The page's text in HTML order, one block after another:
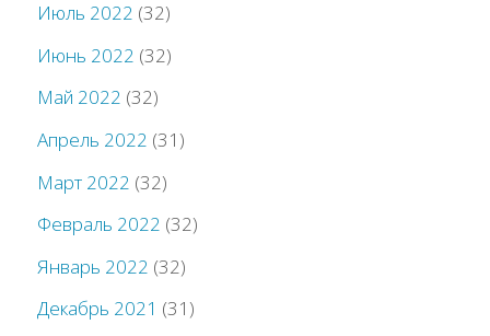
Июль 2022 (32)
Июнь 2022 (32)
Май 2022 (32)
Апрель 2022 (31)
Март 2022 (32)
Февраль 2022 (32)
Январь 2022 (32)
Декабрь 2021 (31)